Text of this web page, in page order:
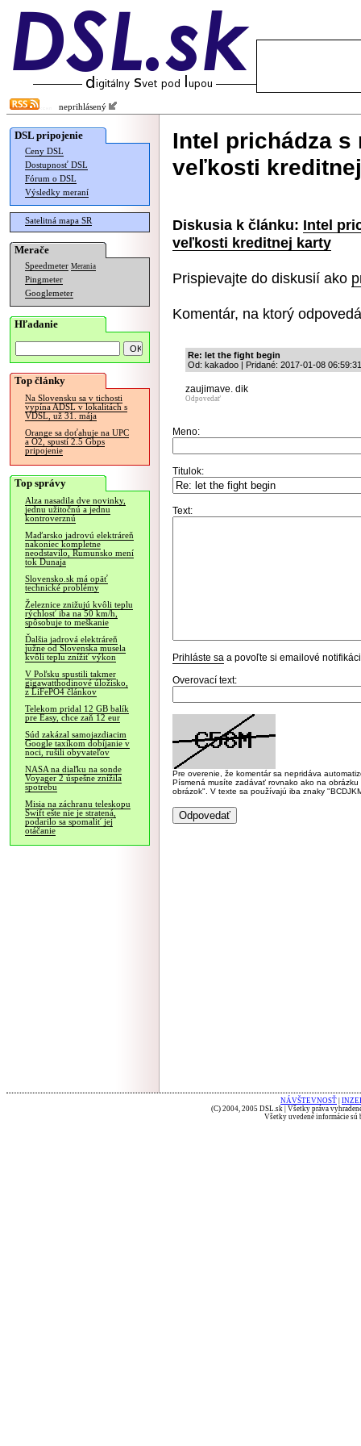
neprihlásený
DSL pripojenie
Ceny DSL
Dostupnosť DSL
Fórum o DSL
Výsledky meraní
Satelitná mapa SR
Merače
Speedmeter Merania
Pingmeter
Googlemeter
Hľadanie
Top články
Na Slovensku sa v tichosti
vypína ADSL v lokalitách s
VDSL, už 31. mája
Orange sa doťahuje na UPC
a O2, spustí 2.5 Gbps
pripojenie
Top správy
Alza nasadila dve novinky,
jednu užitočnú a jednu
kontroverznú
Maďarsko jadrovú elektráreň
nakoniec kompletne
neodstavilo, Rumunsko mení
tok Dunaja
Slovensko.sk má opäť
technické problémy
Železnice znižujú kvôli teplu
rýchlosť iba na 50 km/h,
spôsobuje to meškanie
Ďalšia jadrová elektráreň
južne od Slovenska musela
kvôli teplu znížiť výkon
V Poľsku spustili takmer
gigawatthodinové úložisko,
z LiFePO4 článkov
Telekom pridal 12 GB balík
pre Easy, chce zaň 12 eur
Súd zakázal samojazdiacim
Google taxíkom dobíjanie v
noci, rušili obyvateľov
NASA na diaľku na sonde
Voyager 2 úspešne znížila
spotrebu
Misia na záchranu teleskopu
Swift ešte nie je stratená,
podarilo sa spomaliť jej
otáčanie
Intel prichádza s
veľkosti
Diskusia k článku: Intel
veľkosti kreditnej karty
Prispievajte do diskusií ako
Komentár, na ktorý
Re: let the fight begin
Od: kakadoo | Pridané: 2017-01-08 06:59:31
zaujimave. dik
Odpovedať
Meno:
Titulok:
Text:
Prihláste sa a povoľte si emailové
Overovací text:
Pre overenie, že komentár sa nepridáva
Písmená musíte zadávať rovnako ako na
obrázok". V texte sa používajú iba znaky
NÁVŠTEVNOSŤ
(C) 2004, 2005 DSL.sk | Všetky práva
Všetky uvedené informácie sú